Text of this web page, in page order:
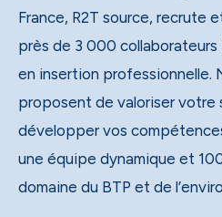
France, R2T source, recrute
près de 3 000 collaborateurs
en insertion professionnelle.
proposent de valoriser votre
développer vos
une équipe dynamique et
domaine du BTP et de